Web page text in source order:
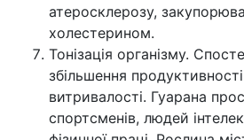
атеросклерозу,
холестерином.
Тонізація організму.
збільшення
витривалості. Гуарана
спортсменів, людей